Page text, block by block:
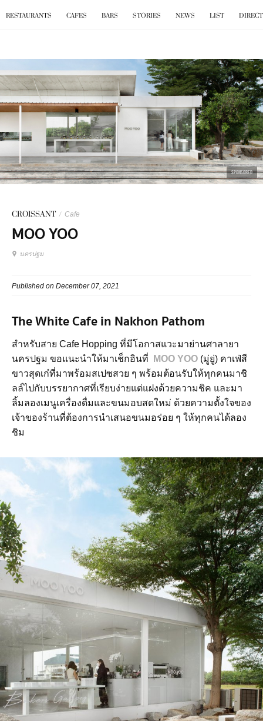
BKK .EAT
RESTAURANTS CAFES BARS STORIES NEWS LIST
SPONSORED
CROISSANT / Cafe
MOO YOO
นครปฐม
Published on December 07, 2021
The White Cafe in Nakhon Pathom
สำหรับสาย Cafe Hopping ที่มีโอกาสแวะมาย่านศาลายา
นครปฐม ขอแนะนำให้มาเช็กอินที่
MOO YOO (มู่ยู่) คาเฟ่สี
ขาวสุดเก๋ที่มาพร้อมสเปซสวย ๆ พร้อมต้อนรับให้ทุกคนมาชิ
ลล์ไปกับบรรยากาศที่เรียบง่ายแต่แฝงด้วยความชิค และมา
ลิ้มลองเมนูเครื่องดื่มและขนมอบสดใหม่ ด้วยความตั้งใจของ
เจ้าของร้านที่ต้องการนำเสนอขนมอร่อย ๆ ให้ทุกคนได้ลอง
ชิม